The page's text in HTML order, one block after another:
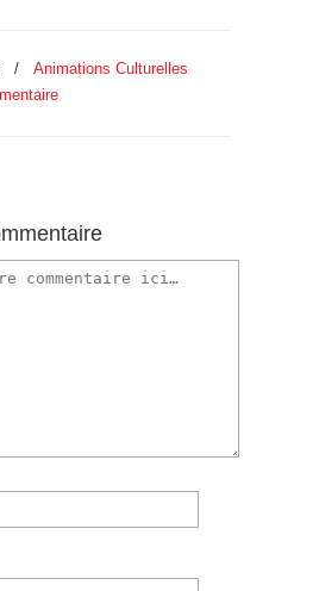
/
Animations Culturelles